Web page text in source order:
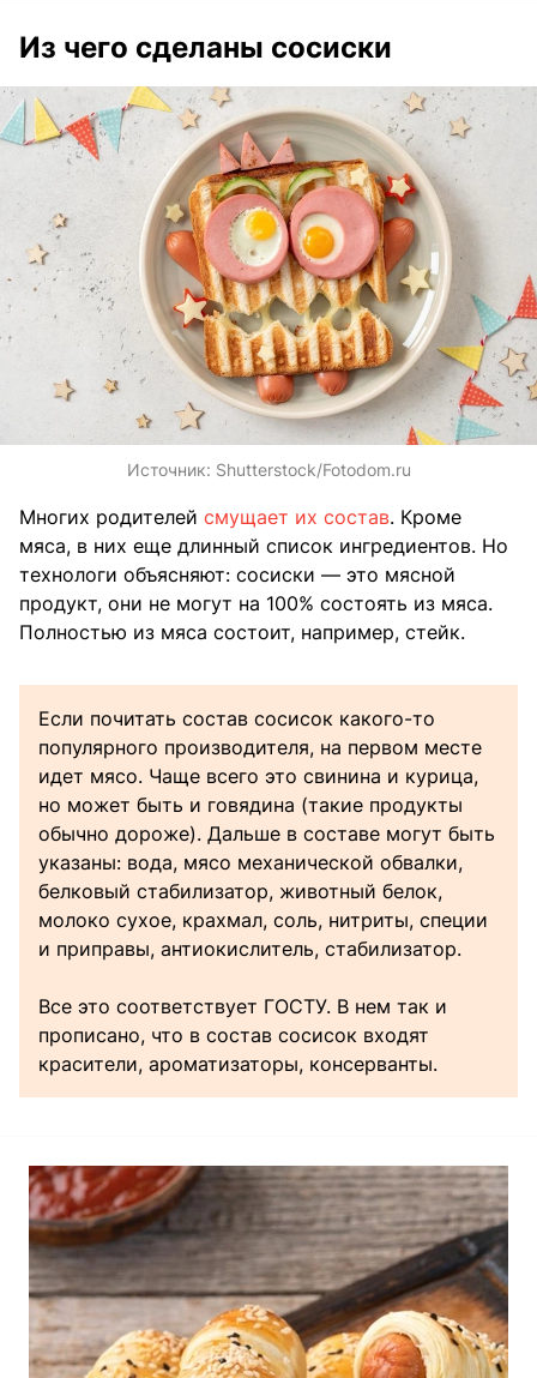
Из чего сделаны сосиски
Источник: Shutterstock/Fotodom.ru
Многих родителей смущает их состав. Кроме
мяса, в них еще длинный список ингредиентов. Но
технологи объясняют: сосиски — это мясной
продукт, они не могут на 100% состоять из мяса.
Полностью из мяса состоит, например, стейк.
Если почитать состав сосисок какого-то
популярного производителя, на первом месте
идет мясо. Чаще всего это свинина и курица,
но может быть и говядина (такие продукты
обычно дороже). Дальше в составе могут быть
указаны: вода, мясо механической обвалки,
белковый стабилизатор, животный белок,
молоко сухое, крахмал, соль, нитриты, специи
и приправы, антиокислитель, стабилизатор.
Все это соответствует ГОСТУ. В нем так и
прописано, что в состав сосисок входят
красители, ароматизаторы, консерванты.